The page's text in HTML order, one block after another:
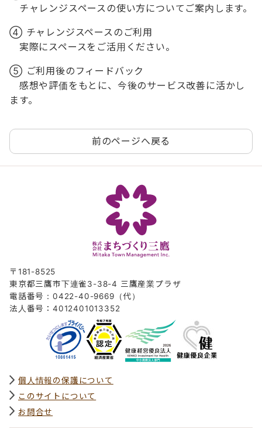
チャレンジスペースの使い方についてご案内します。
④ チャレンジスペースのご利用
実際にスペースをご活用ください。
⑤ ご利用後のフィードバック
感想や評価をもとに、今後のサービス改善に活かし
ます。
前のページへ戻る
〒181-8525
東京都三鷹市下連雀3-38-4 三鷹産業プラザ
電話番号：0422-40-9669（代）
法人番号：4012401013352
個人情報の保護について
このサイトについて
お問合せ